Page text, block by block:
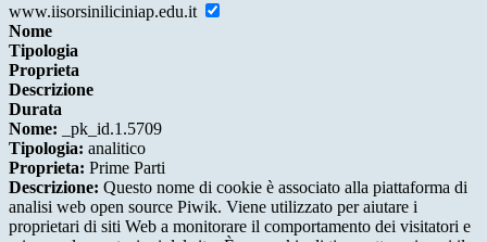
www.iisorsiniliciniap.edu.it
Nome
Tipologia
Proprieta
Descrizione
Durata
Nome: _pk_id.1.5709
Tipologia: analitico
Proprieta: Prime Parti
Descrizione: Questo nome di cookie è associato alla piattaforma di
analisi web open source Piwik. Viene utilizzato per aiutare i
proprietari di siti Web a monitorare il comportamento dei visitatori e